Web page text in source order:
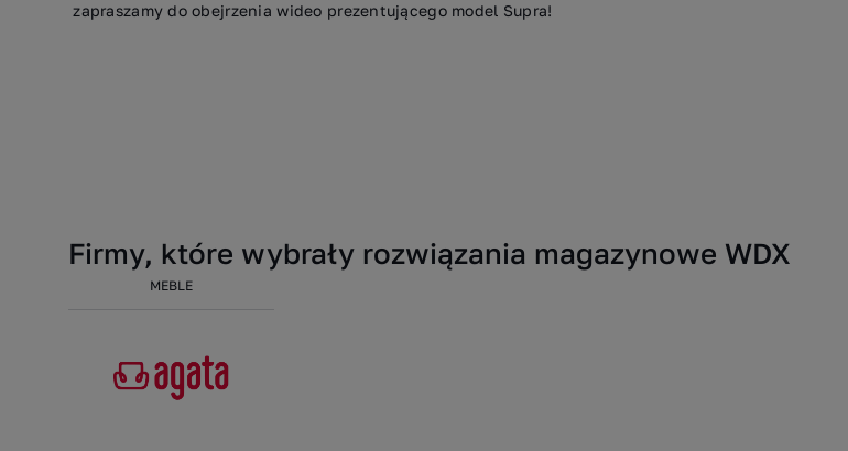
zapraszamy do obejrzenia wideo prezentującego model Supra!
Firmy, które wybrały rozwiązania magazynowe WDX
MEBLE